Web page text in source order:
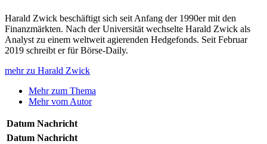
Harald Zwick beschäftigt sich seit Anfang der 1990er mit den
Finanzmärkten. Nach der Universität wechselte Harald Zwick als
Analyst zu einem weltweit agierenden Hedgefonds. Seit Februar
2019 schreibt er für Börse-Daily.
mehr zu Harald Zwick
Mehr zum Thema
Mehr vom Autor
Datum Nachricht
Datum Nachricht